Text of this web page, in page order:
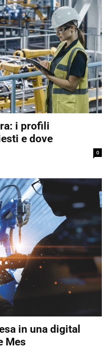
i profili
e dove
0
in una digital
Mes